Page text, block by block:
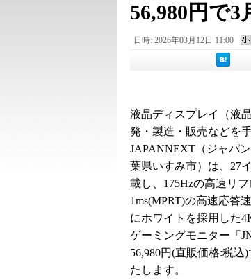
56,980円で3
日時: 2026年03月12日 11:00
液晶ディスプレイ（液
発・製造・販売などを
JAPANNEXT（ジャパ
葉県いすみ市）は、27
載し、175Hzの高速リ
1ms(MPRT)の高速応答
にホワイトを採用した
ゲーミングモニター「
56,980円(直販価格:税込
たします。